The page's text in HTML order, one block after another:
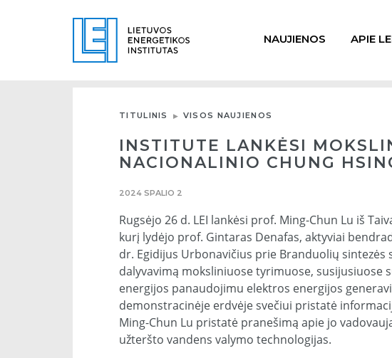
NAUJIENOS APIE
TITULINIS VISOS NAUJIENOS
INSTITUTE LANKĖSI
NACIONALINIO CHUNG
2024 SPALIO 2
Rugsėjo 26 d. LEI lankėsi prof. Ming-Chun Lu iš
kurį lydėjo prof. Gintaras Denafas, aktyviai
dr. Egidijus Urbonavičius prie Branduolių
dalyvavimą moksliniuose tyrimuose, susijusiuose
energijos panaudojimu elektros energijos
demonstracinėje erdvėje svečiui pristatė
Ming-Chun Lu pristatė pranešimą apie jo
užteršto vandens valymo technologijas.